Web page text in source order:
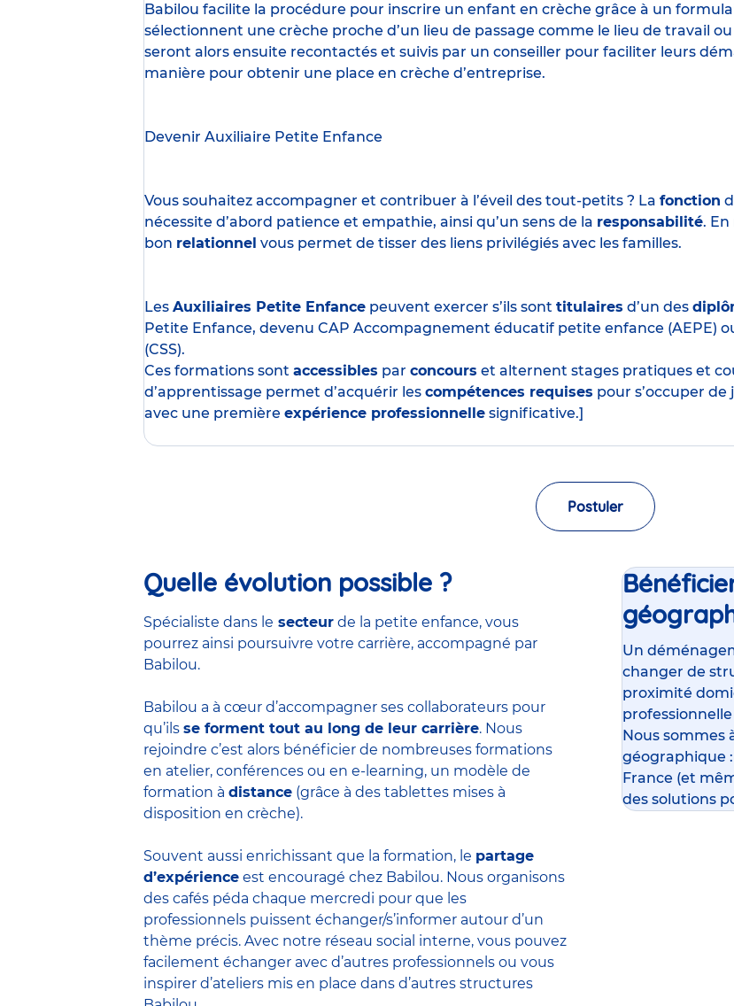
Babilou facilite la procédure pour inscrire un enfant en crèche grâce à un
sélectionnent une crèche proche d’un lieu de passage comme le lieu de travail
seront alors ensuite recontactés et suivis par un conseiller pour faciliter leurs
manière pour obtenir une place en crèche d’entreprise.
Devenir Auxiliaire Petite Enfance
Vous souhaitez accompagner et contribuer à l’éveil des tout-petits ? La fonction
nécessite d’abord patience et empathie, ainsi qu’un sens de la responsabilité. En
bon relationnel vous permet de tisser des liens privilégiés avec les familles.
Les Auxiliaires Petite Enfance peuvent exercer s’ils sont titulaires d’un des
Petite Enfance, devenu CAP Accompagnement éducatif petite enfance (AEPE)
(CSS).
Ces formations sont accessibles par concours et alternent stages pratiques et
d’apprentissage permet d’acquérir les compétences requises pour s’occuper
avec une première expérience professionnelle significative.]
Postuler
Quelle évolution possible ?
Spécialiste dans le secteur de la petite enfance, vous
pourrez ainsi poursuivre votre carrière, accompagné par
Babilou.
Babilou a à cœur d’accompagner ses collaborateurs pour
qu’ils se forment tout au long de leur carrière. Nous
rejoindre c’est alors bénéficier de nombreuses formations
en atelier, conférences ou en e-learning, un modèle de
formation à distance (grâce à des tablettes mises à
disposition en crèche).
Souvent aussi enrichissant que la formation, le partage
d’expérience est encouragé chez Babilou. Nous organisons
des cafés péda chaque mercredi pour que les
professionnels puissent échanger/s’informer autour d’un
thème précis. Avec notre réseau social interne, vous pouvez
facilement échanger avec d’autres professionnels ou vous
inspirer d’ateliers mis en place dans d’autres structures
Un
changer de
proximité
Nous sommes
géographique
France (et
des solutions